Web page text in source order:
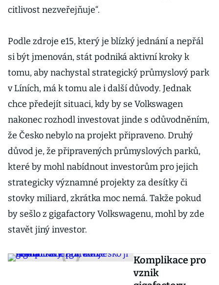
citlivost nezveřejňuje“.
Podle zdroje e15, který je blízký jednání a nepřál
si být jmenován, stát podniká aktivní kroky k
tomu, aby nachystal strategický průmyslový park
v Líních, má k tomu ale i další důvody. Jednak
chce předejít situaci, kdy by se Volkswagen
nakonec rozhodl investovat jinde s odůvodněním,
že Česko nebylo na projekt připraveno. Druhý
důvod je, že připravených průmyslových parků,
které by mohl nabídnout investorům pro jejich
strategicky významné projekty za desítky či
stovky miliard, zkrátka moc nemá. Takže pokud
by sešlo z gigafactory Volkswagenu, mohl by zde
stavět jiný investor.
Komplikace pro
vznik